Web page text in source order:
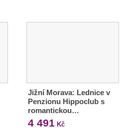
Jižní Morava: Lednice v
Penzionu Hippoclub s
romantickou…
4 491 Kč